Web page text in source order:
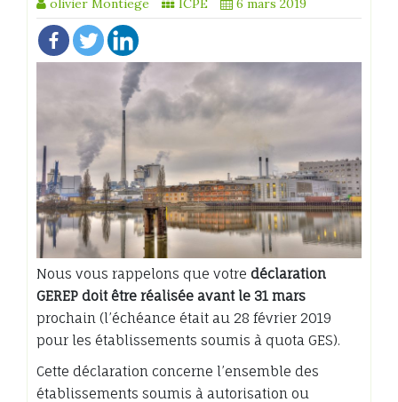
olivier Montiege ICPE 6 mars 2019
Nous vous rappelons que votre déclaration
GEREP doit être réalisée avant le 31 mars
prochain (l’échéance était au 28 février 2019
pour les établissements soumis à quota GES).
Cette déclaration concerne l’ensemble des
établissements soumis à autorisation ou